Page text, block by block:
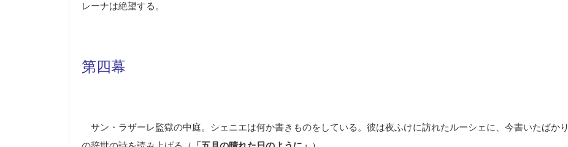
レーナは絶望する。
第四幕
サン・ラザーレ監獄の中庭。シェニエは何か書きものをしている。彼は夜ふけに訪れたルーシェに、今書いたばかり